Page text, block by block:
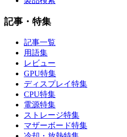
記事・特集
記事一覧
用語集
レビュー
GPU特集
ディスプレイ特集
CPU特集
電源特集
ストレージ特集
マザーボード特集